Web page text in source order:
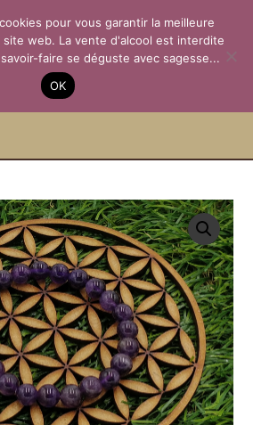
Passion des
Terroirs
pour vous garantir la meilleure
web. La vente d'alcool est interdite
faire se déguste avec sagesse...
OK